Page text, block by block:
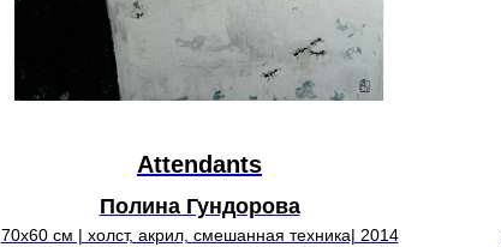
Attendants
Полина Гундорова
70х60 см | холст, акрил, смешанная техника| 2014